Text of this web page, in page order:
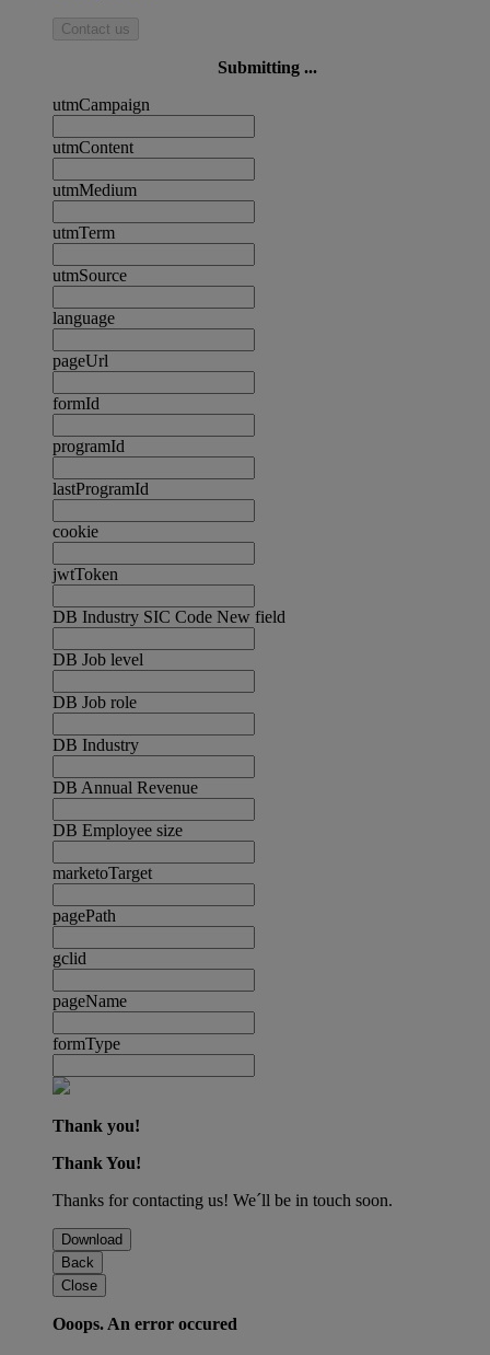
Contact us
Submitting ...
utmCampaign
utmContent
utmMedium
utmTerm
utmSource
language
pageUrl
formId
programId
lastProgramId
cookie
jwtToken
DB Industry SIC Code New field
DB Job level
DB Job role
DB Industry
DB Annual Revenue
DB Employee size
marketoTarget
pagePath
gclid
pageName
formType
Thank you!
Thank You!
Thanks for contacting us! We´ll be in touch soon.
Download
Back
Close
Ooops. An error occured